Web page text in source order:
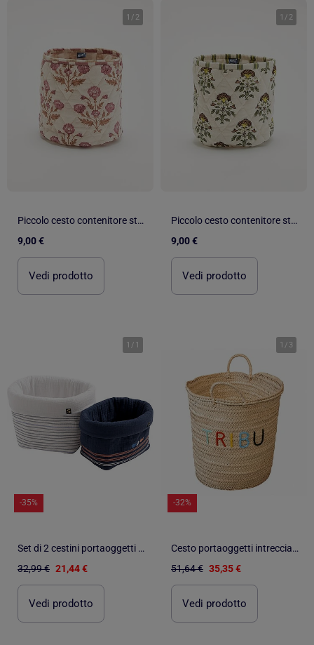
1 / 2
Piccolo cesto contenitore stampato - Kiabi Home
9,00 €
Vedi prodotto
1 / 2
Piccolo cesto contenitore stampato - Kiabi Home
9,00 €
Vedi prodotto
1 / 1
-35%
Set di 2 cestini portaoggetti doppi in garza di - SAUTHON
32,99 € 21,44 €
Vedi prodotto
1 / 3
-32%
Cesto portaoggetti intrecciato TRIBU
51,64 € 35,35 €
Vedi prodotto